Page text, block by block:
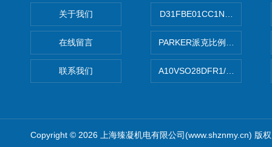
关于我们
在线留言
联系我们
PARKER派克比例阀 柱塞泵
A10VSO28DFR1/
Copyright © 2026 上海臻凝机电有限公司(www.shznmy.cn) 版